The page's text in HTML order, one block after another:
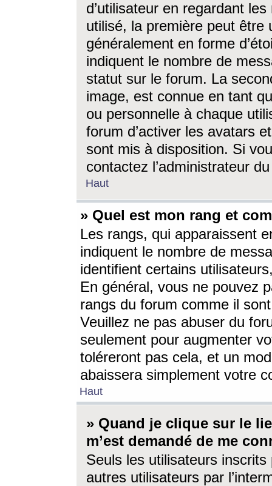
d’utilisateur en regardant
utilisé, la première peut être
généralement en forme
indiquent le nombre de
statut sur le forum. La
image, est connue en tant
ou personnelle à chaque
forum d’activer les avatars
sont mis à disposition. Si
contactez l’administrateur
Haut
» Quel est mon rang et
Les rangs, qui apparaissent
indiquent le nombre de
identifient certains
En général, vous ne pouvez
rangs du forum comme il
Veuillez ne pas abuser du
seulement pour augmenter
toléreront pas cela, et un
abaissera simplement votre
Haut
» Quand je clique sur le
m’est demandé de me
Seuls les utilisateurs
autres utilisateurs par